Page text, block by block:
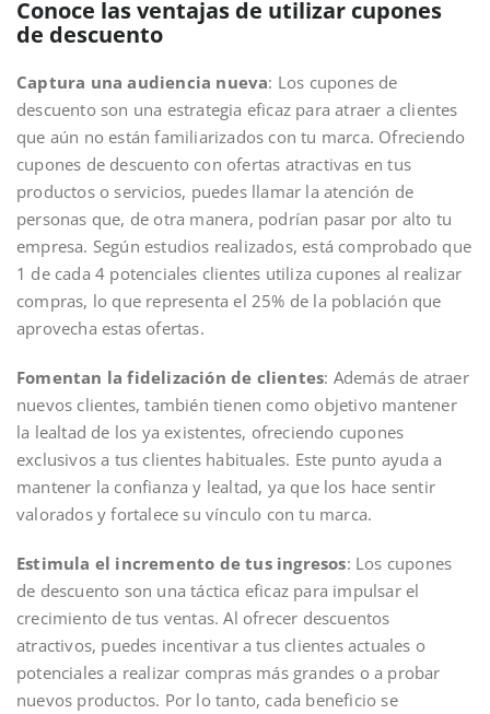
Conoce las ventajas de utilizar cupones
de descuento
Captura una audiencia nueva: Los cupones de
descuento son una estrategia eficaz para atraer a clientes
que aún no están familiarizados con tu marca. Ofreciendo
cupones de descuento con ofertas atractivas en tus
productos o servicios, puedes llamar la atención de
personas que, de otra manera, podrían pasar por alto tu
empresa. Según estudios realizados, está comprobado que
1 de cada 4 potenciales clientes utiliza cupones al realizar
compras, lo que representa el 25% de la población que
aprovecha estas ofertas.
Fomentan la fidelización de clientes: Además de atraer
nuevos clientes, también tienen como objetivo mantener
la lealtad de los ya existentes, ofreciendo cupones
exclusivos a tus clientes habituales. Este punto ayuda a
mantener la confianza y lealtad, ya que los hace sentir
valorados y fortalece su vínculo con tu marca.
Estimula el incremento de tus ingresos: Los cupones
de descuento son una táctica eficaz para impulsar el
crecimiento de tus ventas. Al ofrecer descuentos
atractivos, puedes incentivar a tus clientes actuales o
potenciales a realizar compras más grandes o a probar
nuevos productos. Por lo tanto, cada beneficio se